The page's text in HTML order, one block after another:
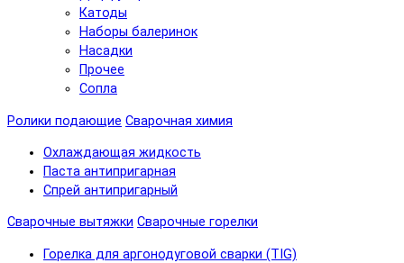
Катоды
Наборы балеринок
Насадки
Прочее
Сопла
Ролики подающие Сварочная химия
Охлаждающая жидкость
Паста антипригарная
Спрей антипригарный
Сварочные вытяжки Сварочные горелки
Горелка для аргонодуговой сварки (TIG)